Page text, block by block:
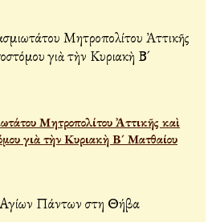
Μητροπολίτου Ἀττικῆς καὶ
γιὰ τὴν Κυριακὴ Β´ Ματθαίου